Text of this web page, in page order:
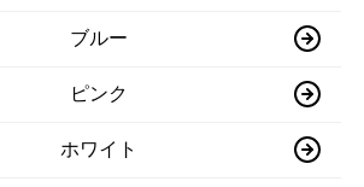
ブルー
ピンク
ホワイト